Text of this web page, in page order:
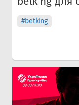
#betking